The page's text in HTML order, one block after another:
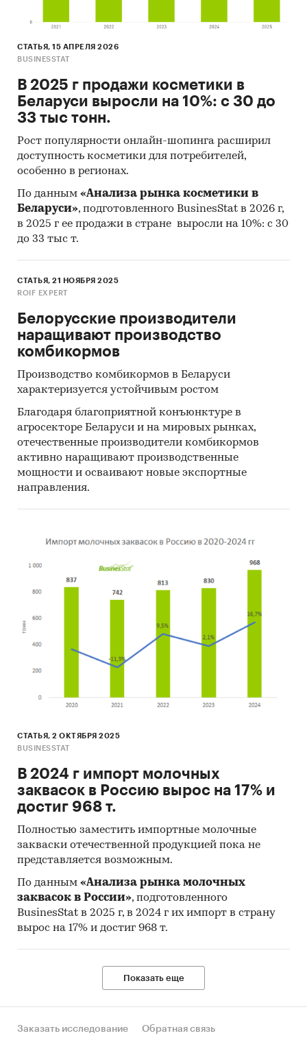
СТАТЬЯ, 15 АПРЕЛЯ 2026
BUSINESSTAT
В 2025 г продажи косметики в
Беларуси выросли на 10%: с 30 до
33 тыс тонн.
Рост популярности онлайн-шопинга расширил
доступность косметики для потребителей,
особенно в регионах.
По данным «Анализа рынка косметики в
Беларуси», подготовленного BusinesStat в 2026 г,
в 2025 г ее продажи в стране выросли на 10%: с 30
до 33 тыс т.
СТАТЬЯ, 21 НОЯБРЯ 2025
ROIF EXPERT
Белорусские производители
наращивают производство
комбикормов
Производство комбикормов в Беларуси
характеризуется устойчивым ростом
Благодаря благоприятной конъюнктуре в
агросекторе Беларуси и на мировых рынках,
отечественные производители комбикормов
активно наращивают производственные
мощности и осваивают новые экспортные
направления.
СТАТЬЯ, 2 ОКТЯБРЯ 2025
BUSINESSTAT
В 2024 г импорт молочных
заквасок в Россию вырос на 17% и
достиг 968 т.
Полностью заместить импортные молочные
закваски отечественной продукцией пока не
представляется возможным.
По данным «Анализа рынка молочных
заквасок в России», подготовленного
BusinesStat в 2025 г, в 2024 г их импорт в страну
вырос на 17% и достиг 968 т.
Показать еще
Заказать исследование Обратная связь